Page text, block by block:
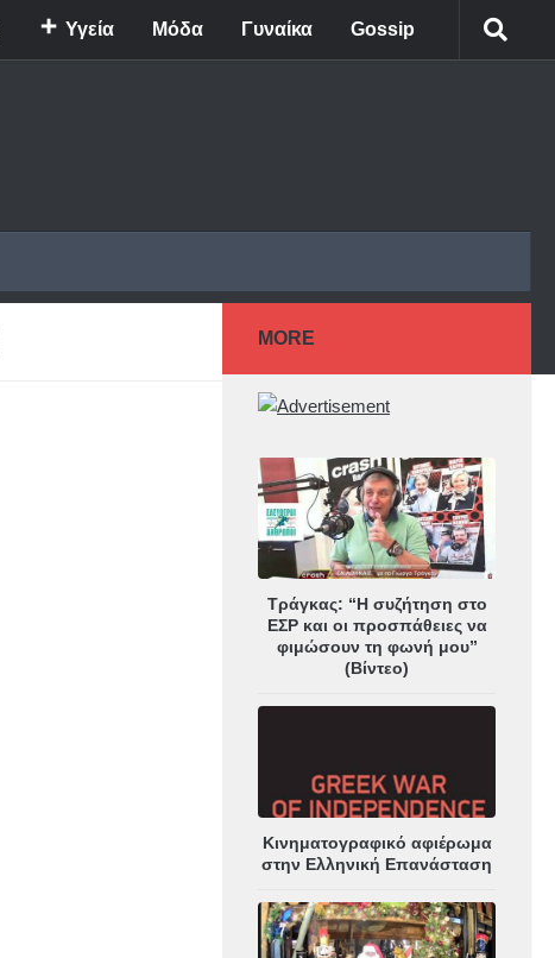
Υγεία Μόδα Γυναίκα Gossip
MORE
Τράγκας: “Η συζήτηση στο
ΕΣΡ και οι προσπάθειες να
φιμώσουν τη φωνή μου”
(Βίντεο)
Κινηματογραφικό αφιέρωμα
στην Ελληνική Επανάσταση